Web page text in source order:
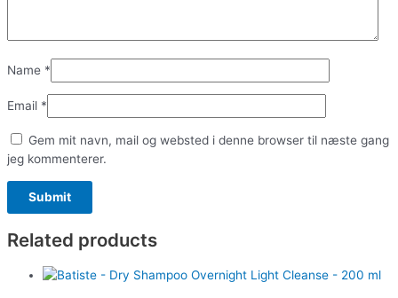
Name *
Email *
Gem mit navn, mail og websted i denne browser til næste gang
jeg kommenterer.
Related products